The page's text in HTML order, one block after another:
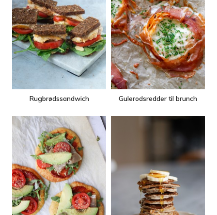
Rugbrødssandwich Gulerodsredder til brunch